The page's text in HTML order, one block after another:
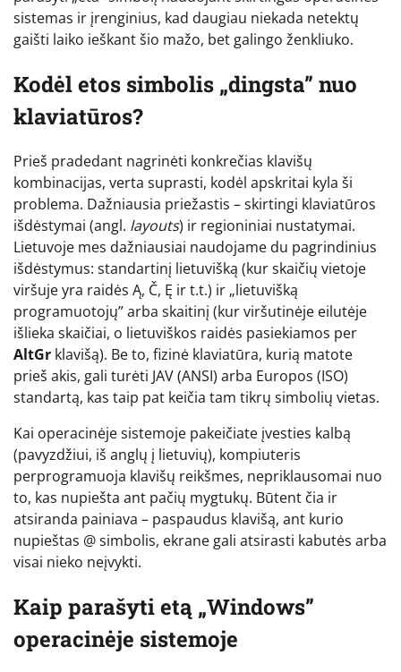
sistemas ir įrenginius, kad daugiau niekada netektų
gaišti laiko ieškant šio mažo, bet galingo ženkliuko.
Kodėl etos simbolis „dingsta” nuo
klaviatūros?
Prieš pradedant nagrinėti konkrečias klavišų
kombinacijas, verta suprasti, kodėl apskritai kyla ši
problema. Dažniausia priežastis – skirtingi klaviatūros
išdėstymai (angl. layouts) ir regioniniai nustatymai.
Lietuvoje mes dažniausiai naudojame du pagrindinius
išdėstymus: standartinį lietuvišką (kur skaičių vietoje
viršuje yra raidės Ą, Č, Ę ir t.t.) ir „lietuvišką
programuotojų” arba skaitinį (kur viršutinėje eilutėje
išlieka skaičiai, o lietuviškos raidės pasiekiamos per
AltGr klavišą). Be to, fizinė klaviatūra, kurią matote
prieš akis, gali turėti JAV (ANSI) arba Europos (ISO)
standartą, kas taip pat keičia tam tikrų simbolių vietas.
Kai operacinėje sistemoje pakeičiate įvesties kalbą
(pavyzdžiui, iš anglų į lietuvių), kompiuteris
perprogramuoja klavišų reikšmes, nepriklausomai nuo
to, kas nupiešta ant pačių mygtukų. Būtent čia ir
atsiranda painiava – paspaudus klavišą, ant kurio
nupieštas @ simbolis, ekrane gali atsirasti kabutės arba
visai nieko neįvykti.
Kaip parašyti etą „Windows”
operacinėje sistemoje